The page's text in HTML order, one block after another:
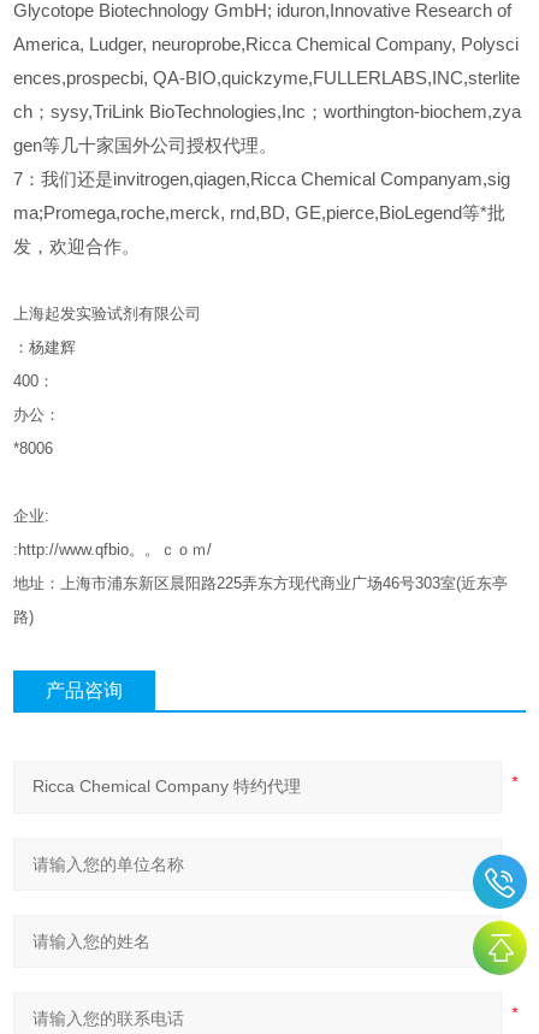
Glycotope Biotechnology GmbH; iduron,Innovative Research of
America, Ludger, neuroprobe,Ricca Chemical Company, Polysci
ences,prospecbi, QA-BIO,quickzyme,FULLERLABS,INC,sterlite
ch；sysy,TriLink BioTechnologies,Inc；worthington-biochem,zya
gen等几十家国外公司授权代理。
7：我们还是invitrogen,qiagen,Ricca Chemical Companyam,sig
ma;Promega,roche,merck, rnd,BD, GE,pierce,BioLegend等*批
发，欢迎合作。
上海起发实验试剂有限公司
：杨建辉
400 ：
办公：
*8006
企业:
:http://www.qfbio。。ｃｏｍ/
地址：上海市浦东新区晨阳路225弄东方现代商业广场46号303室(近东亭
路)
产品咨询